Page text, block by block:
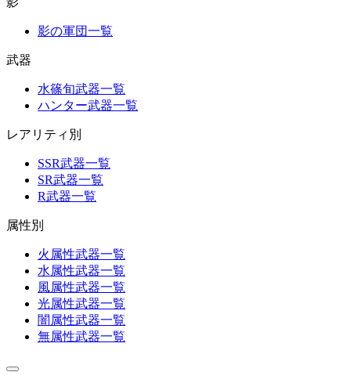
影の軍団一覧
武器
水篠旬武器一覧
ハンター武器一覧
レアリティ別
SSR武器一覧
SR武器一覧
R武器一覧
属性別
火属性武器一覧
水属性武器一覧
風属性武器一覧
光属性武器一覧
闇属性武器一覧
無属性武器一覧